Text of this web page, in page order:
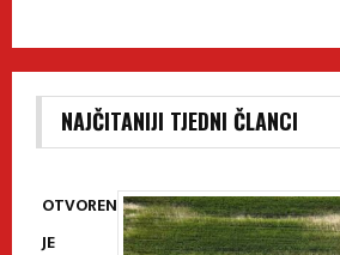
NAJČITANIJI TJEDNI ČLANCI
OTVOREN
JE